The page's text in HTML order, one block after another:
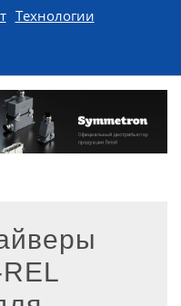
Технологии